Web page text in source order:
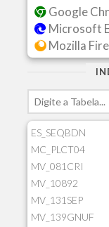
Google
Microsoft
Mozilla
ES_SEQBDN
MC_PLCT04
MV_081CRI
MV_10892
MV_131SEP
MV_139GNUF